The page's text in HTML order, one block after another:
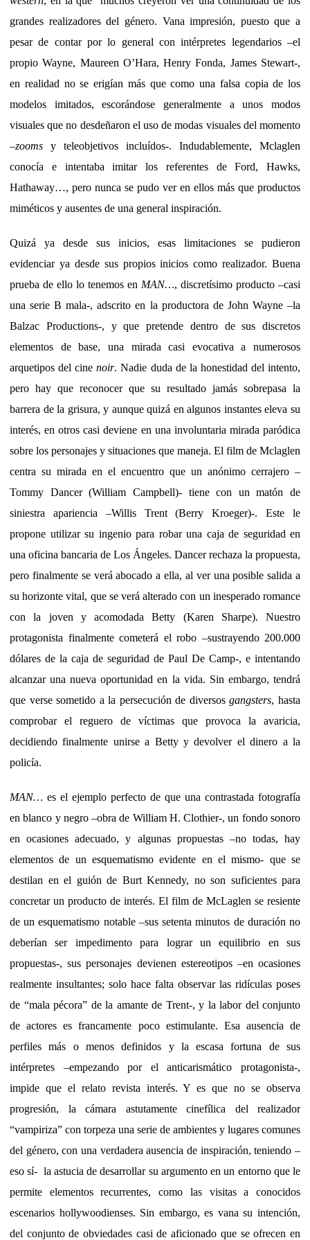
grandes realizadores del género. Vana impresión, puesto que a
pesar de contar por lo general con intérpretes legendarios –el
propio Wayne, Maureen O’Hara, Henry Fonda, James Stewart-,
en realidad no se erigían más que como una falsa copia de los
modelos imitados, escorándose generalmente a unos modos
visuales que no desdeñaron el uso de modas visuales del momento
–zooms y teleobjetivos incluídos-. Indudablemente, Mclaglen
conocía e intentaba imitar los referentes de Ford, Hawks,
Hathaway…, pero nunca se pudo ver en ellos más que productos
miméticos y ausentes de una general inspiración.
Quizá ya desde sus inicios, esas limitaciones se pudieron
evidenciar ya desde sus propios inicios como realizador. Buena
prueba de ello lo tenemos en MAN…, discretísimo producto –casi
una serie B mala-, adscrito en la productora de John Wayne –la
Balzac Productions-, y que pretende dentro de sus discretos
elementos de base, una mirada casi evocativa a numerosos
arquetipos del cinenoir. Nadie duda de la honestidad del intento,
pero hay que reconocer que su resultado jamás sobrepasa la
barrera de la grisura, y aunque quizá en algunos instantes eleva su
interés, en otros casi deviene en una involuntaria mirada paródica
sobre los personajes y situaciones que maneja. El film de Mclaglen
centra su mirada en el encuentro que un anónimo cerrajero –
Tommy Dancer (William Campbell)- tiene con un matón de
siniestra apariencia –Willis Trent (Berry Kroeger)-. Este le
propone utilizar su ingenio para robar una caja de seguridad en
una oficina bancaria de Los Ángeles. Dancer rechaza la propuesta,
pero finalmente se verá abocado a ella, al ver una posible salida a
su horizonte vital, que se verá alterado con un inesperado romance
con la joven y acomodada Betty (Karen Sharpe). Nuestro
protagonista finalmente cometerá el robo –sustrayendo 200.000
dólares de la caja de seguridad de Paul De Camp-, e intentando
alcanzar una nueva oportunidad en la vida. Sin embargo, tendrá
que verse sometido a la persecución de diversosgangsters, hasta
comprobar el reguero de víctimas que provoca la avaricia,
decidiendo finalmente unirse a Betty y devolver el dinero a la
policía.
MAN… es el ejemplo perfecto de que una contrastada fotografía
en blanco y negro –obra de William H. Clothier-, un fondo sonoro
en ocasiones adecuado, y algunas propuestas –no todas, hay
elementos de un esquematismo evidente en el mismo- que se
destilan en el guión de Burt Kennedy, no son suficientes para
concretar un producto de interés. El film de McLaglen se resiente
de un esquematismo notable –sus setenta minutos de duración no
deberían ser impedimento para lograr un equilibrio en sus
propuestas-, sus personajes devienen estereotipos –en ocasiones
realmente insultantes; solo hace falta observar las ridículas poses
de “mala pécora” de la amante de Trent-, y la labor del conjunto
de actores es francamente poco estimulante. Esa ausencia de
perfiles más o menos definidos y la escasa fortuna de sus
intérpretes –empezando por el anticarismático protagonista-,
impide que el relato revista interés. Y es que no se observa
progresión, la cámara astutamente cinefílica del realizador
“vampiriza” con torpeza una serie de ambientes y lugares comunes
del género, con una verdadera ausencia de inspiración, teniendo –
eso sí- la astucia de desarrollar su argumento en un entorno que le
permite elementos recurrentes, como las visitas a conocidos
escenarios hollywoodienses. Sin embargo, es vana su intención,
del conjunto de obviedades casi de aficionado que se ofrecen en